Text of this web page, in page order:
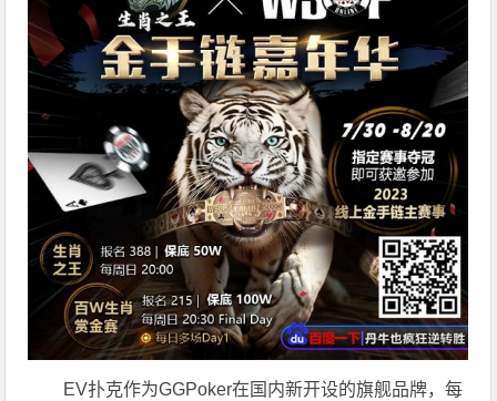
EV扑克作为GGPoker在国内新开设的旗舰品牌，每